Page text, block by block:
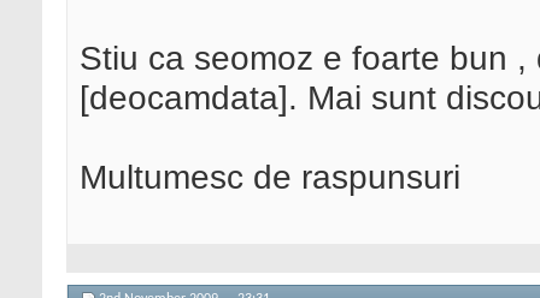
Stiu ca seomoz e foarte bun
[deocamdata]. Mai sunt
Multumesc de raspunsuri